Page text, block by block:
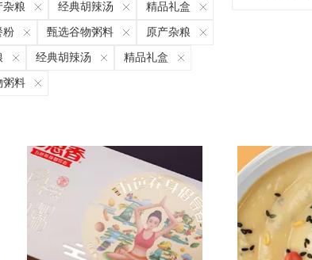
杂粮 经典胡辣汤 精品礼盒
粉 甄选谷物粥料 原产杂粮
经典胡辣汤 精品礼盒
粥料